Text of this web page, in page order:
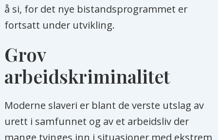
Johanne Sundby, professor ved Det
medisinske fakultet ved
Maren Sæbø
kommentator
Titus Tenga , programdirektør i
Strømmestiftelsen
Marta Tveit , frilansskribent og
å si, for det nye bistandsprogrammet er
fortsatt under utvikling.
Grov
arbeidskriminalitet
Moderne slaveri er blant de verste utslag av
urett i samfunnet og av et arbeidsliv der
mange tvinges inn i situasjoner med ekstrem